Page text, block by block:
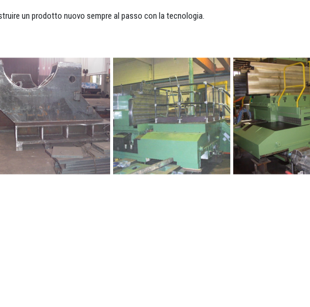
un prodotto nuovo sempre al passo con la tecnologia.